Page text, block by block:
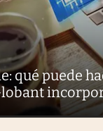
qué puede